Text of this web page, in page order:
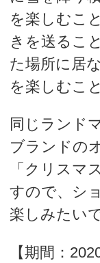
を楽しむこ
きを送るこ
た場所に居
を楽しむこ
同じランド
ブランドの
「クリスマ
すので、シ
楽しみたい
【期間：